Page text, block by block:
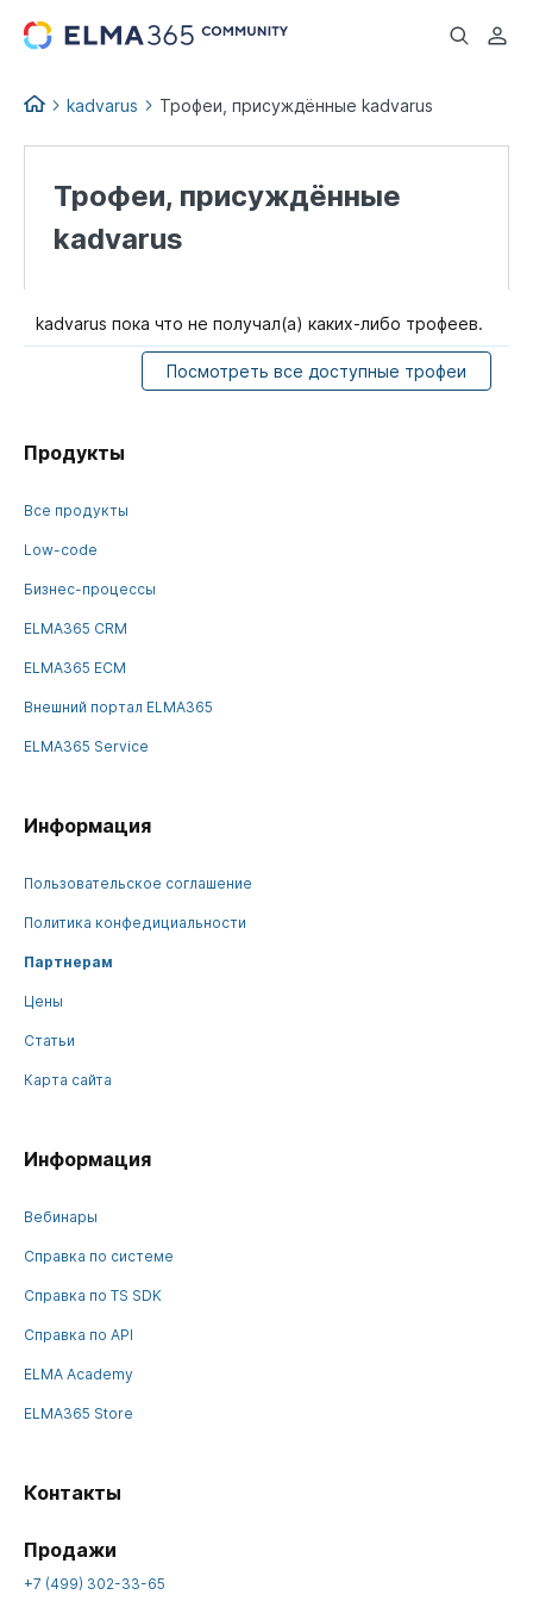
...
kadvarus Трофеи, присуждённые kadvarus
Трофеи, присуждённые
kadvarus
kadvarus пока что не получал(а) каких-либо трофеев.
Посмотреть все доступные трофеи
Продукты
Все продукты
Low-code
Бизнес-процессы
ELMA365 CRM
ELMA365 ECM
Внешний портал ELMA365
ELMA365 Service
Информация
Пользовательское соглашение
Политика конфедициальности
Партнерам
Цены
Статьи
Карта сайта
Информация
Вебинары
Справка по системе
Справка по TS SDK
Справка по API
ELMA Academy
ELMA365 Store
Контакты
Продажи
+7 (499) 302-33-65